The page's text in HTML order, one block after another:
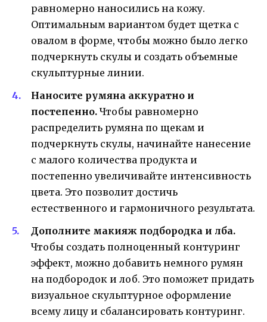
равномерно наносились на кожу.
Оптимальным вариантом будет щетка с
овалом в форме, чтобы можно было легко
подчеркнуть скулы и создать объемные
скульптурные линии.
Наносите румяна аккуратно и
постепенно. Чтобы равномерно
распределить румяна по щекам и
подчеркнуть скулы, начинайте нанесение
с малого количества продукта и
постепенно увеличивайте интенсивность
цвета. Это позволит достичь
естественного и гармоничного результата.
Дополните макияж подбородка и лба.
Чтобы создать полноценный контуринг
эффект, можно добавить немного румян
на подбородок и лоб. Это поможет придать
визуальное скульптурное оформление
всему лицу и сбалансировать контуринг.